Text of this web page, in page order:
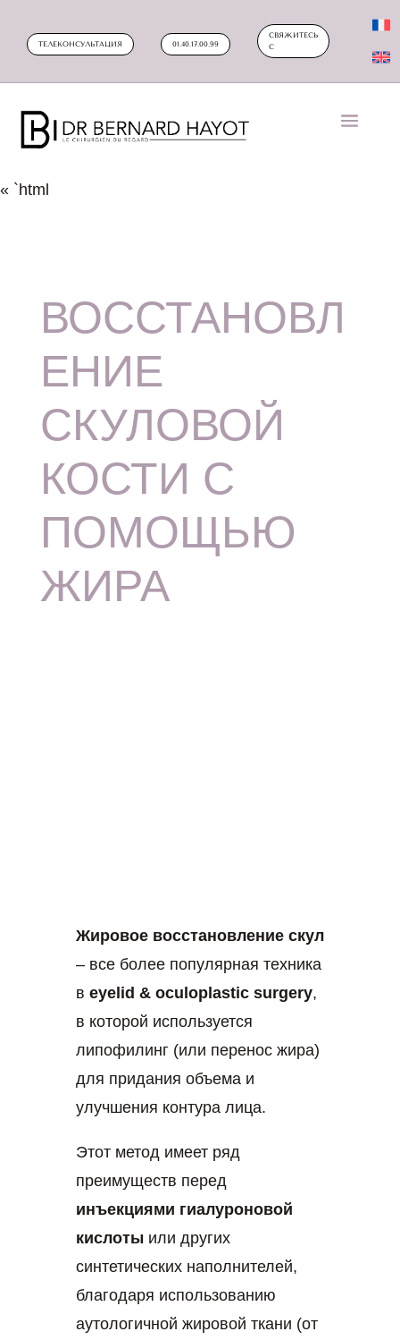
ТЕЛЕКОНСУЛЬТАЦИЯ 01.40.17.00.99
СВЯЖИТЕСЬ
С
« `html
ВОССТАНОВЛ
ЕНИЕ
СКУЛОВОЙ
КОСТИ С
ПОМОЩЬЮ
ЖИРА
Жировое восстановление скул
– все более популярная техника
в eyelid & oculoplastic surgery,
в которой используется
липофилинг (или перенос жира)
для придания объема и
улучшения контура лица.
Этот метод имеет ряд
преимуществ перед
инъекциями гиалуроновой
кислотыили других
синтетических наполнителей,
благодаря использованию
аутологичной жировой ткани (от